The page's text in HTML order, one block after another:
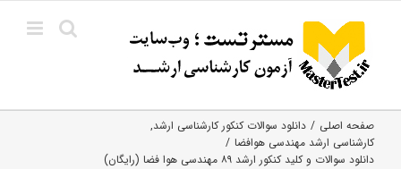
content
صفحه اصلی
دانلود سوالات کنکور کارشناسی ارشد
کارشناسی ارشد مهندسی هوافضا
دانلود سوالات و کلید کنکور ارشد ۸۹ مهندسی هوا فضا (رایگان)